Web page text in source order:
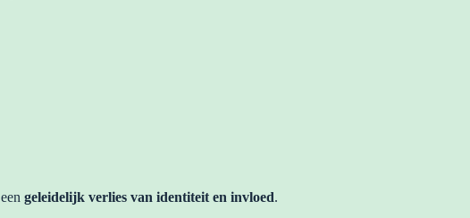
geleidelijk verlies van identiteit en invloed.